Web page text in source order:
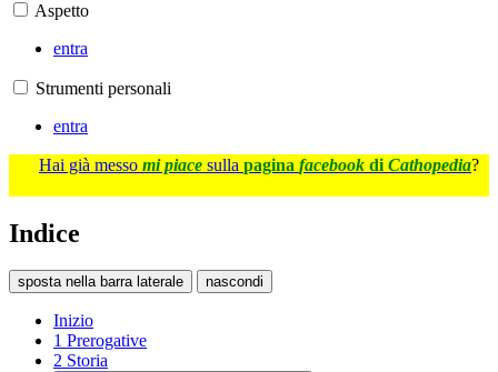
Aspetto
entra
Strumenti personali
entra
Hai già messo mi piace sulla pagina facebook di Cathopedia?
Indice
sposta nella barra laterale nascondi
Inizio
1 Prerogative
2 Storia